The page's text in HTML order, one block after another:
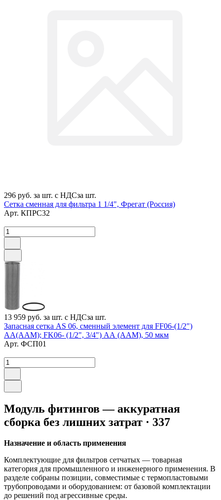
296 руб. за шт. с НДСза шт.
Сетка сменная для фильтра 1 1/4", Фрегат (Россия)
Арт. КПРС32
13 959 руб. за шт. с НДСза шт.
Запасная сетка AS 06, сменный элемент для FF06-(1/2")
AA(AAM); FK06- (1/2", 3/4") АА (ААМ), 50 мкм
Арт. ФСП01
Модуль фитингов — аккуратная
сборка без лишних затрат · 337
Назначение и область применения
Комплектующие для фильтров сетчатых — товарная
категория для промышленного и инженерного применения. В
разделе собраны позиции, совместимые с термопластовыми
трубопроводами и оборудованием: от базовой комплектации
до решений под агрессивные среды.